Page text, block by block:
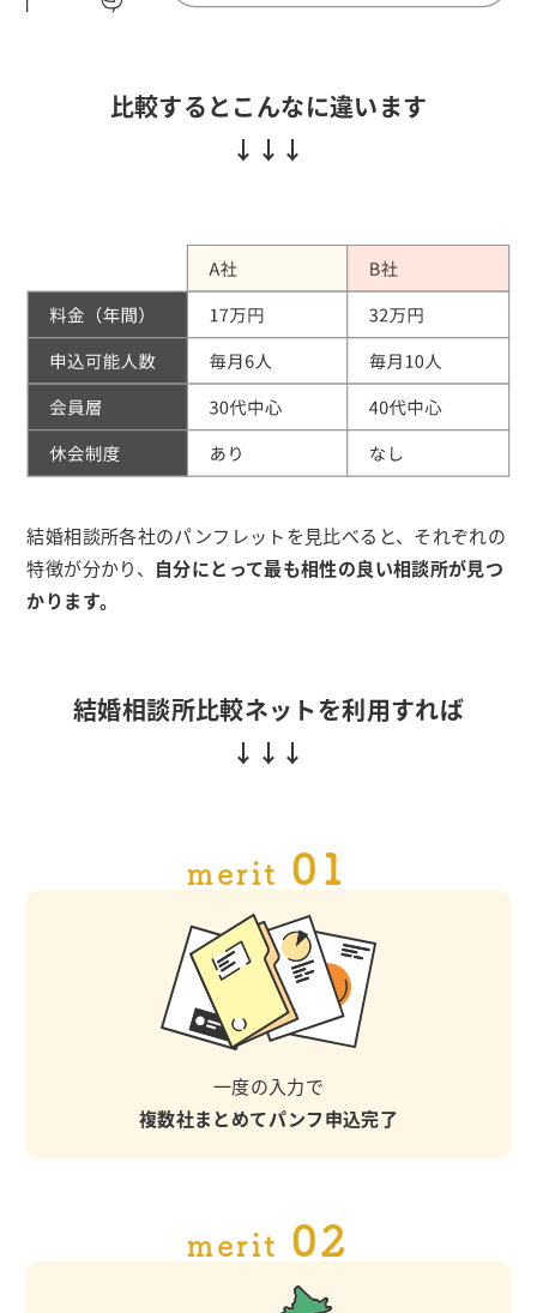
比較するとこんなに違います
結婚相談所各社のパンフレットを見比べると、それぞれの
特徴が分かり、 自分にとって最も相性の良い相談所が見つ
かります。
結婚相談所比較ネットを利用すれば
merit 01
一度の入力で
複数社まとめてパンフ申込完了
merit 02